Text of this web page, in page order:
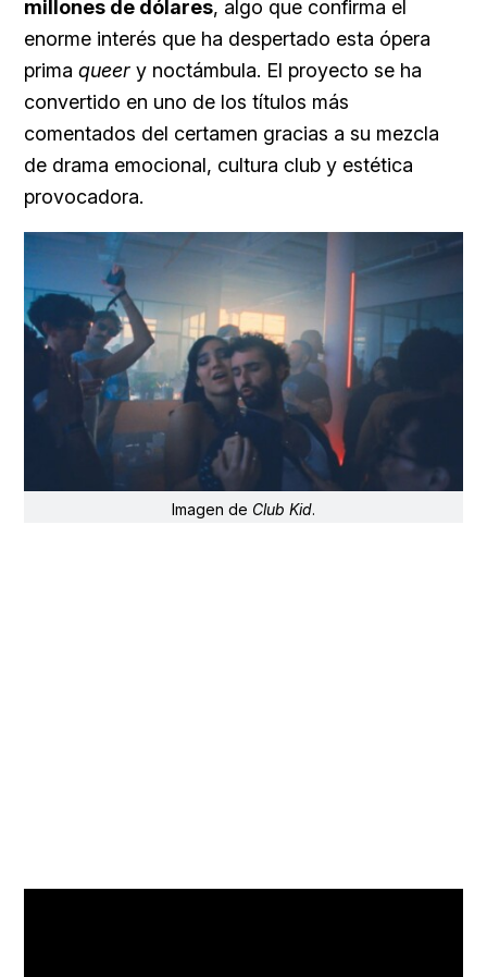
millones de dólares, algo que confirma el
enorme interés que ha despertado esta ópera
prima queer y noctámbula. El proyecto se ha
convertido en uno de los títulos más
comentados del certamen gracias a su mezcla
de drama emocional, cultura club y estética
provocadora.
Imagen de Club Kid.